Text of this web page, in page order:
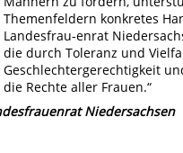
Themenfeldern konkretes
Landesfrau-enrat
die durch Toleranz und
Geschlechtergerechtigkeit
die Rechte aller Frauen.“
Niedersachsen